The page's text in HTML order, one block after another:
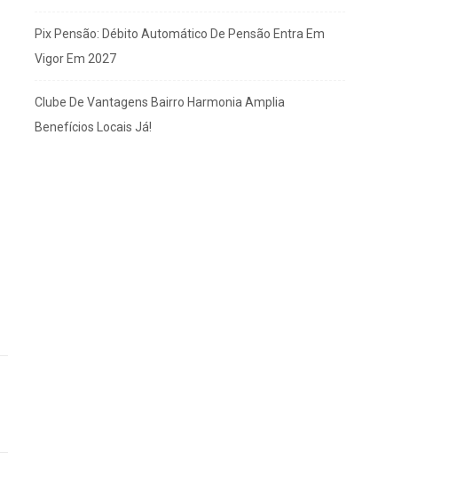
Pix Pensão: Débito Automático De Pensão Entra Em
Vigor Em 2027
Clube De Vantagens Bairro Harmonia Amplia
Benefícios Locais Já!